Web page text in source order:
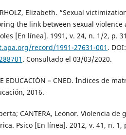
Elizabeth. “Sexual
the link between sexual violence
[En línea]. 1991, v. 24, n. 1/2, p.
record/1991-27631-001 . DOI:
. Consultado el 03/03/2020.
EDUCACIÓN – CNED. Índices de
2016.
CANTERA, Leonor. Violencia de
Psico [En línea]. 2012, v. 41, n. 1,